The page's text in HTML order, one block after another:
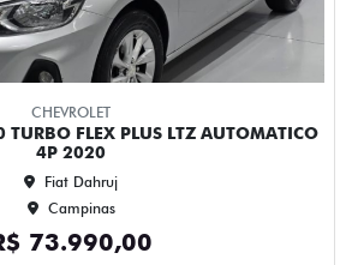
2019/2020
Mais informações